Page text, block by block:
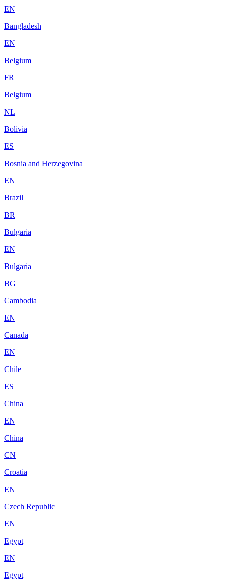
EN
Bangladesh
EN
Belgium
FR
Belgium
NL
Bolivia
ES
Bosnia and Herzegovina
EN
Brazil
BR
Bulgaria
EN
Bulgaria
BG
Cambodia
EN
Canada
EN
Chile
ES
China
EN
China
CN
Croatia
EN
Czech Republic
EN
Egypt
EN
Egypt